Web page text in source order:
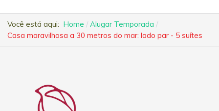
Você está aqui: Home
Alugar Temporada
Casa maravilhosa a 30 metros do mar: lado par - 5 suítes